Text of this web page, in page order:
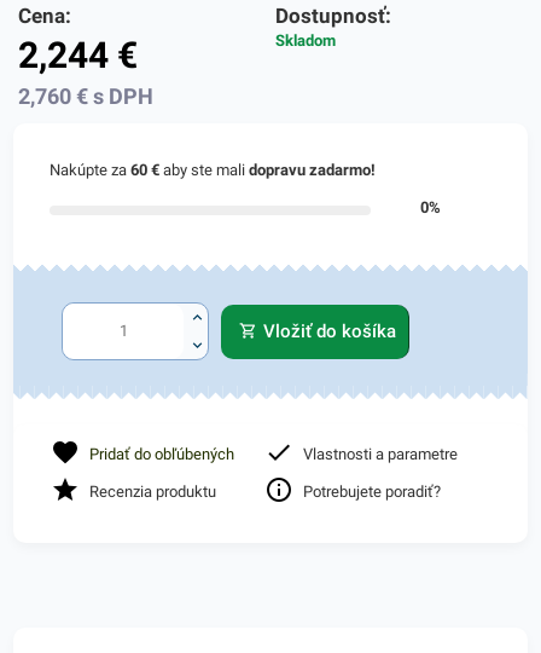
Cena:
2,244 €
2,760€ s DPH
Dostupnosť:
Skladom
Nakúpte za60 € aby ste malidopravu zadarmo!
0%
Vložiť do košíka
Pridať do obľúbených Vlastnosti a parametre
Recenzia produktu Potrebujete poradiť?